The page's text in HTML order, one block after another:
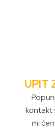
UPIT
kontakt
mi